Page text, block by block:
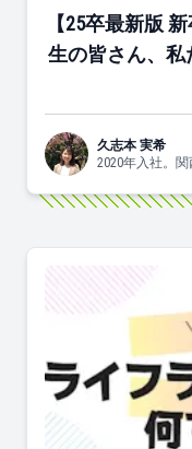
【25卒最新版
生の皆さん、私
久志本 実希
2020年入社。